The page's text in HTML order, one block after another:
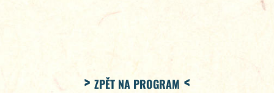
ZPĚT NA PROGRAM